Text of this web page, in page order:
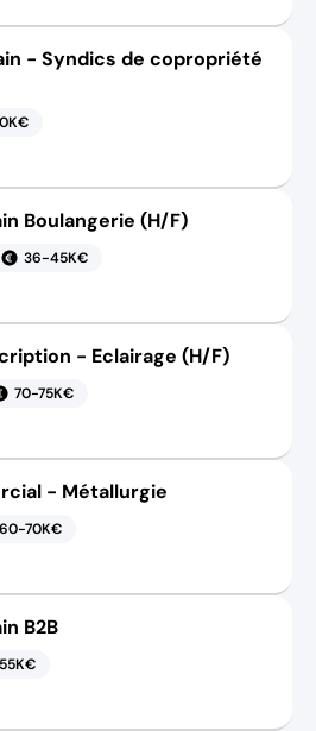
- Syndics de copropriété
Boulangerie (H/F)
36-45K€
- Eclairage (H/F)
70-75K€
- Métallurgie
60-70K€
B2B